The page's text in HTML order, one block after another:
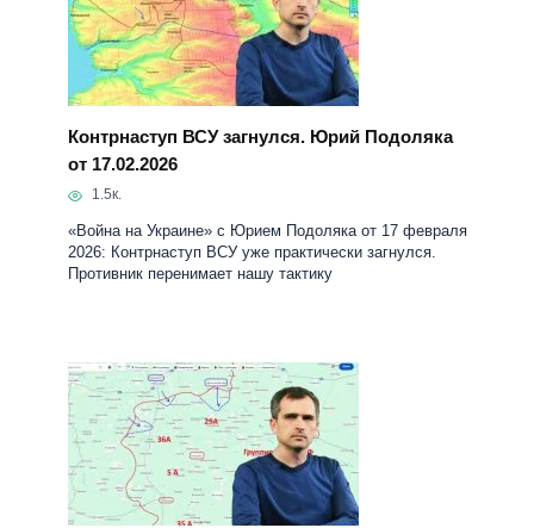
Контрнаступ ВСУ загнулся. Юрий Подоляка
от 17.02.2026
1.5к.
«Война на Украине» с Юрием Подоляка от 17 февраля
2026: Контрнаступ ВСУ уже практически загнулся.
Противник перенимает нашу тактику